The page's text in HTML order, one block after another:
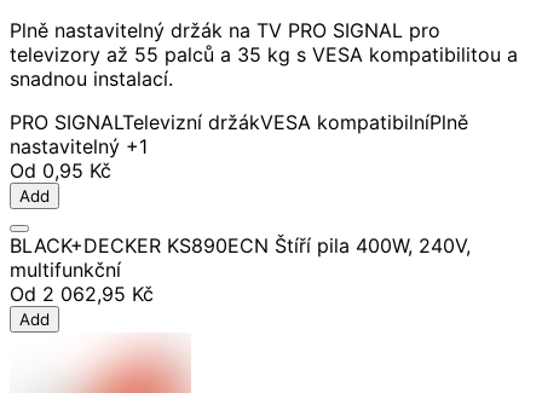
Plně nastavitelný držák na TV PRO SIGNAL pro
televizory až 55 palců a 35 kg s VESA kompatibilitou a
snadnou instalací.
PRO SIGNALTelevizní držákVESA kompatibilníPlně
nastavitelný +1
Od 0,95 Kč
Add
BLACK+DECKER KS890ECN Štíří pila 400W, 240V,
multifunkční
Od 2 062,95 Kč
Add